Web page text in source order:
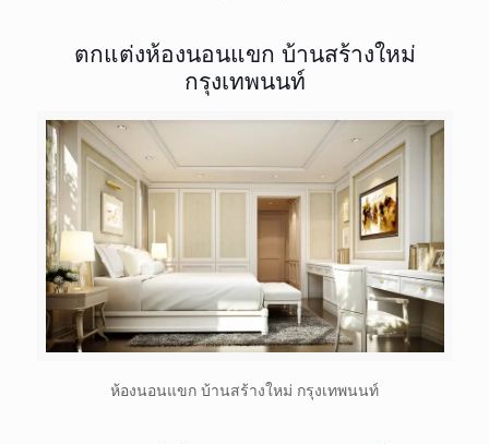
ตกแต่งห้องนอนแขก บ้านสร้างใหม่
กรุงเทพนนท์
ห้องนอนแขก บ้านสร้างใหม่ กรุงเทพนนท์